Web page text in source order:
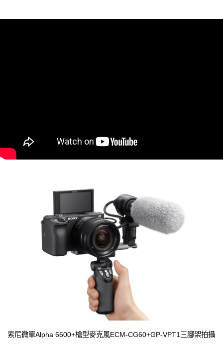
索尼微單Alpha 6600+槍型麥克風ECM-CG60+GP-VPT1三腳架拍攝